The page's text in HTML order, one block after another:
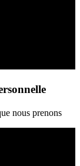
nous prenons